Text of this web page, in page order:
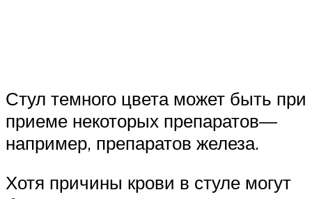
Стул темного цвета может быть при
приеме некоторых препаратов—
например, препаратов железа.
Хотя причины крови в стуле могут